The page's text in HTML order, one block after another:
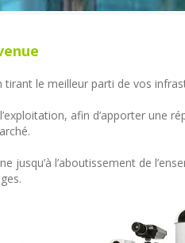
le meilleur parti de vos
afin d’apporter une
jusqu’à l’aboutissement de